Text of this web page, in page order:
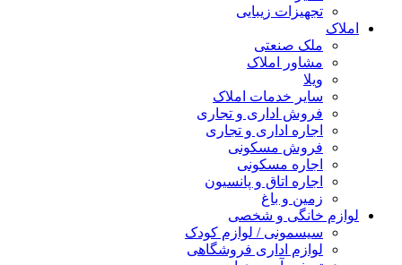
تجهیزات زیبایی
املاک
ملک صنعتی
مشاور املاک
ویلا
سایر خدمات املاک
فروش اداری و تجاری
اجاره اداری و تجاری
فروش مسکونی
اجاره مسکونی
اجاره اتاق و پانسیون
زمین و باغ
لوازم خانگی و شخصی
سیسمونی / لوازم کودک
لوازم اداری فروشگاهی